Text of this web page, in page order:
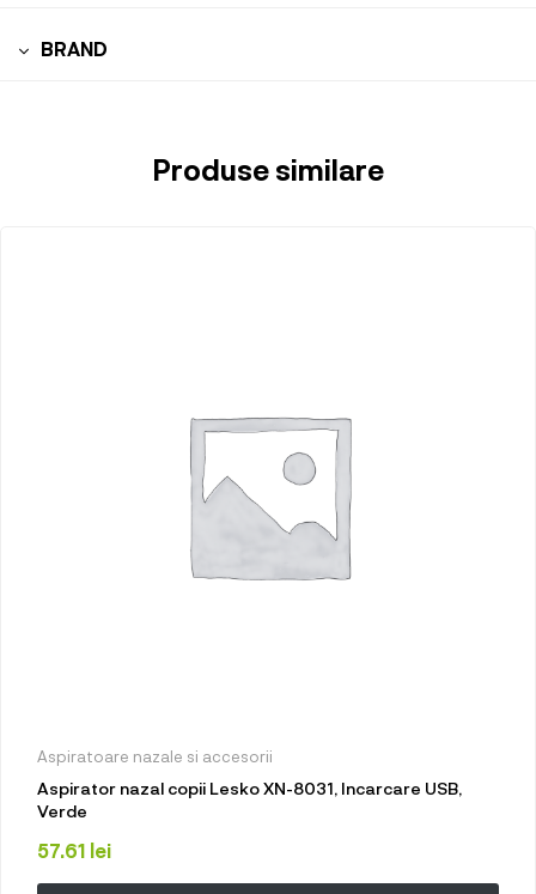
BRAND
Produse similare
Aspiratoare nazale si accesorii
Aspirator nazal copii Lesko XN-8031, Incarcare USB,
Verde
57.61 lei